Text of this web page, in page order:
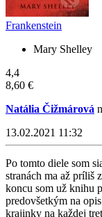
Frankenstein
Mary Shelley
4,4
8,60 €
Natália Čižmárová
13.02.2021 11:32
Po tomto diele som
stranách ma až príliš
koncu som už knihu
predovšetkým na
krajinky na každej